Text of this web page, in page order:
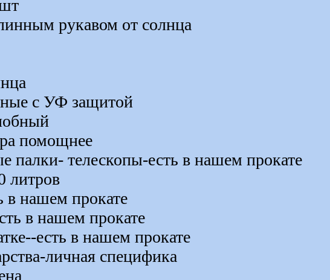
рукавом от солнца
с УФ защитой
помощнее
палки- телескопы-есть в нашем прокате
литров
в нашем прокате
в нашем прокате
есть в нашем прокате
личная специфика